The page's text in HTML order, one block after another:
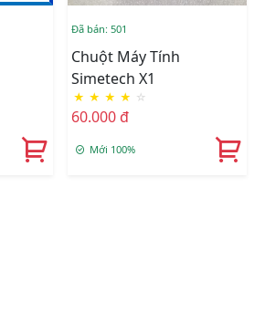
Đã bán: 501
Chuột Máy Tính
Simetech X1
★ ★ ★ ★ ☆
60.000 đ
Mới 100%